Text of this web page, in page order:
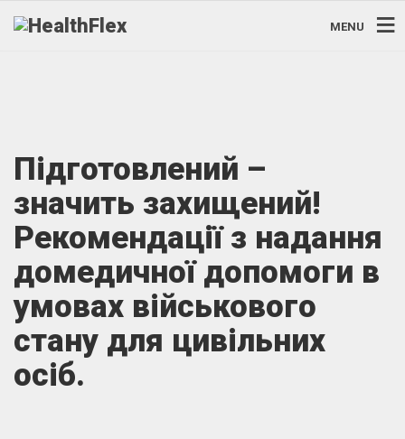
MENU
Підготовлений –
значить захищений!
Рекомендації з надання
домедичної допомоги в
умовах військового
стану для цивільних
осіб.